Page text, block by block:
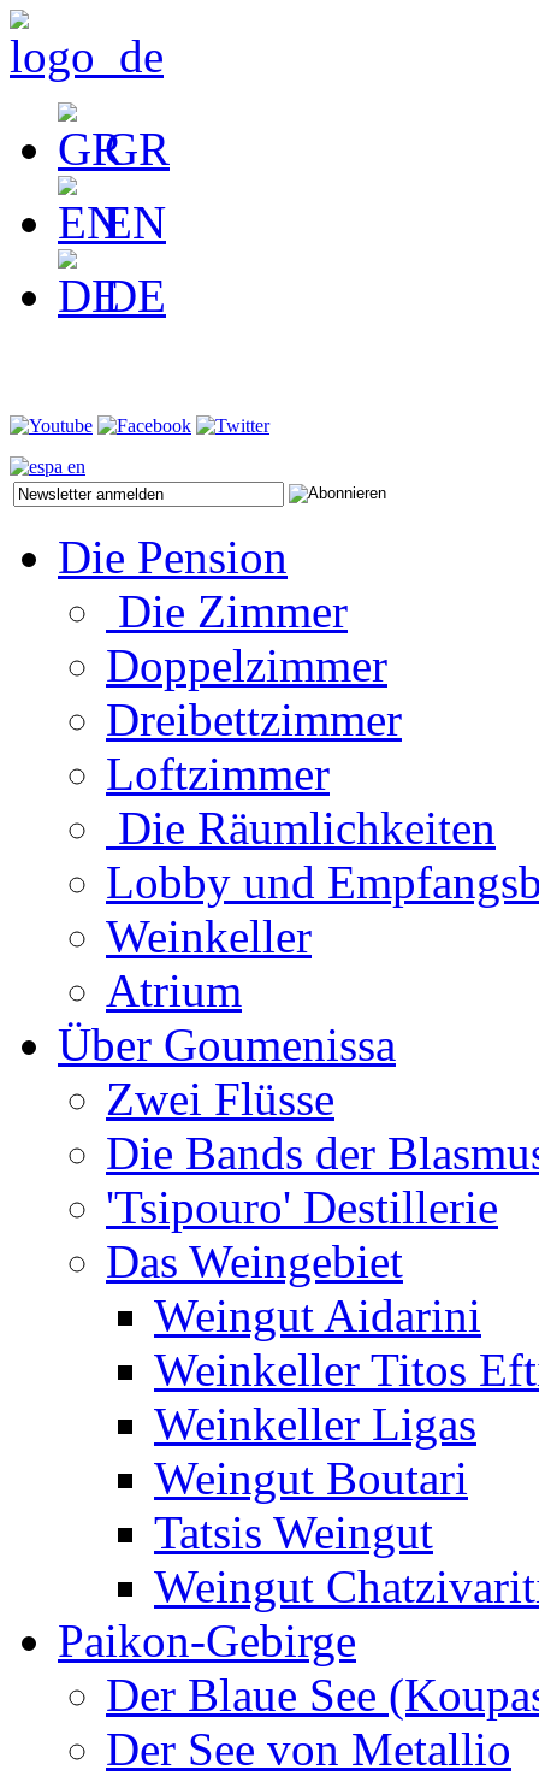
GR
EN
DE
Die Pension
Die Zimmer
Doppelzimmer
Dreibettzimmer
Loftzimmer
Die Räumlichkeiten
Lobby und
Weinkeller
Atrium
Über Goumenissa
Zwei Flüsse
Die Bands der
'Tsipouro' Destillerie
Das Weingebiet
Weingut Aidarini
Weinkeller Titos
Weinkeller Ligas
Weingut Boutari
Tatsis Weingut
Weingut
Paikon-Gebirge
Der Blaue See
Der See von Metallio